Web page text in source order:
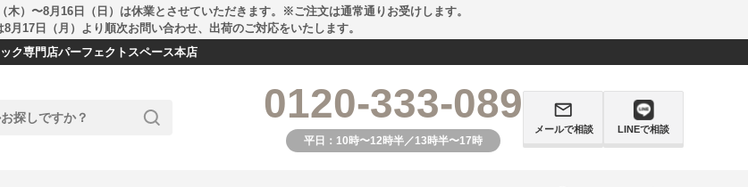
木）〜8月16日（日）は休業とさせていただきます。※ご注文は通常通りお受けします。
8月17日（月）より順次お問い合わせ、出荷のご対応をいたします。
ク専門店パーフェクトスペース本店
0120-333-089
平日：10時〜12時半／13時半〜17時
メールで相談 LINEで相談